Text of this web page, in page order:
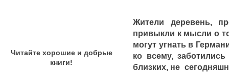
Жители деревень,
привыкли к мысли о
могут угнать в
ко всему,
близких, не
Читайте хорошие и добрые
книги!